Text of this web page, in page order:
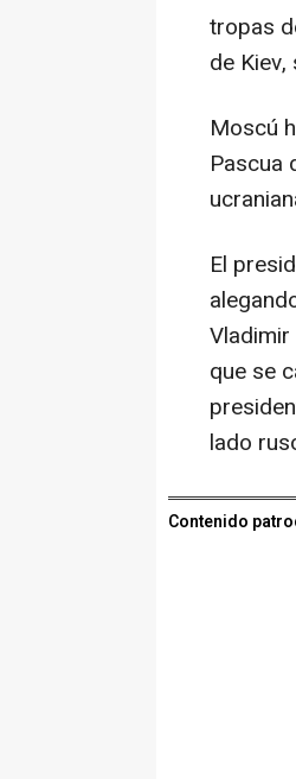
tropas
de
Moscú
Pascua
El
que se
lado
Contenido